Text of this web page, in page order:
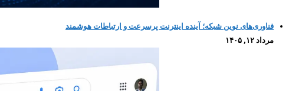
فناوری‌های نوین شبکه؛ آینده اینترنت پرسرعت و ارتباطات هوشمند
مرداد ۱۲, ۱۴۰۵